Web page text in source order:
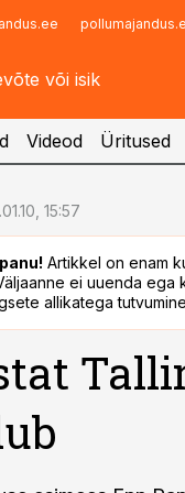
Infopank
Videod Üritused
15:57
Artikkel on enam
ei uuenda ega
allikatega tutvumine